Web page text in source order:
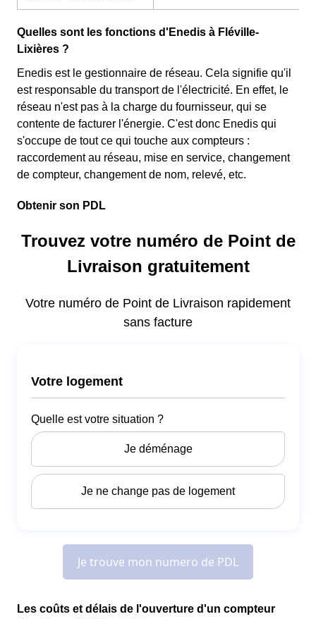
Quelles sont les fonctions d'Enedis à Fléville-
Lixières ?
Enedis est le gestionnaire de réseau. Cela signifie qu'il
est responsable du transport de l'électricité. En effet, le
réseau n'est pas à la charge du fournisseur, qui se
contente de facturer l'énergie. C'est donc Enedis qui
s'occupe de tout ce qui touche aux compteurs :
raccordement au réseau, mise en service, changement
de compteur, changement de nom, relevé, etc.
Obtenir son PDL
Les coûts et délais de l'ouverture d'un compteur